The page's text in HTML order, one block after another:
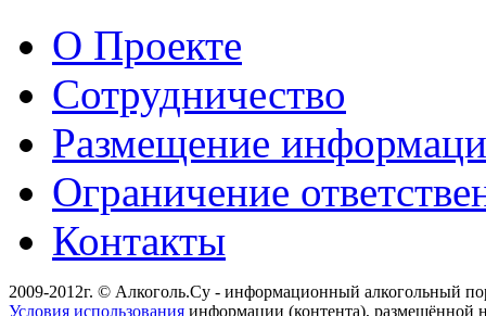
О Проекте
Сотрудничество
Размещение
Ограничение
Контакты
2009-2012г. © Алкоголь.Су - информационный алкогольный
Условия использования информации (контента), размещённой